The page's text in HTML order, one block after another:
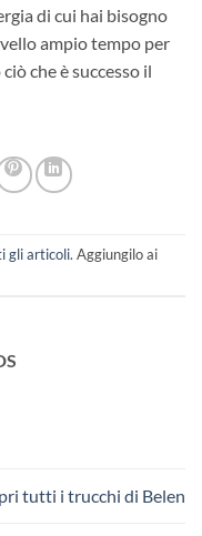
di cui hai bisogno
ampio tempo per
che è successo il
gli articoli. Aggiungilo ai
tutti i trucchi di Belen